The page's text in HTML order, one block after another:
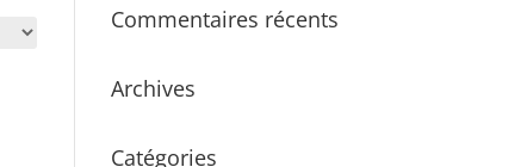
Commentaires récents
Archives
Catégories